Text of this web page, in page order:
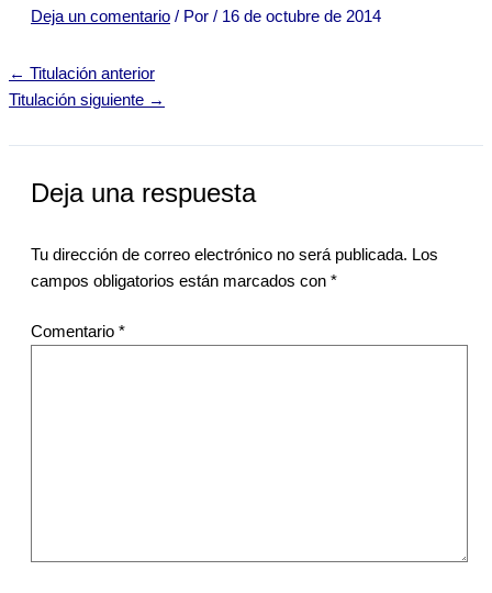
Deja un comentario / Por / 16 de octubre de 2014
← Titulación anterior
Titulación siguiente →
Deja una respuesta
Tu dirección de correo electrónico no será publicada. Los
campos obligatorios están marcados con *
Comentario *